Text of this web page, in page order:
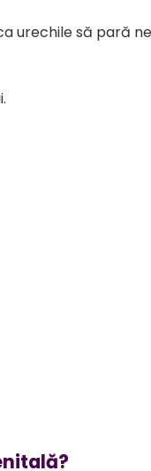
urechile să pară